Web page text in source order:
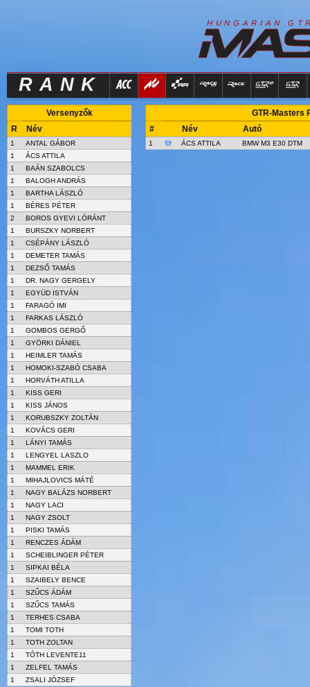
H U N G A R I A N G T
RANK
Versenyzők
R
Név
1
ANTAL GÁBOR
1
ÁCS ATTILA
1
BAÁN SZABOLCS
1
BALOGH ANDRÁS
1
BARTHA LÁSZLÓ
1
BÉRES PÉTER
2
BOROS GYEVI LÓRÁNT
1
BURSZKY NORBERT
1
CSÉPÁNY LÁSZLÓ
1
DEMETER TAMÁS
1
DEZSŐ TAMÁS
1
DR. NAGY GERGELY
1
EGYÜD ISTVÁN
1
FARAGÓ IMI
1
FARKAS LÁSZLÓ
1
GOMBOS GERGŐ
1
GYÖRKI DÁNIEL
1
HEIMLER TAMÁS
1
HOMOKI-SZABÓ CSABA
1
HORVÁTH ATILLA
1
KISS GERI
1
KISS JÁNOS
1
KORUBSZKY ZOLTÁN
1
KOVÁCS GERI
1
LÁNYI TAMÁS
1
LENGYEL LASZLO
1
MAMMEL ERIK
1
MIHAJLOVICS MÁTÉ
1
NAGY BALÁZS NORBERT
1
NAGY LACI
1
NAGY ZSOLT
1
PISKI TAMÁS
1
RENCZES ÁDÁM
1
SCHEIBLINGER PÉTER
1
SIPKAI BÉLA
1
SZAIBELY BENCE
1
SZŰCS ÁDÁM
1
SZŰCS TAMÁS
1
TERHES CSABA
1
TOMI TOTH
1
TOTH ZOLTAN
1
TÓTH LEVENTE11
1
ZELFEL TAMÁS
1
ZSALI JÓZSEF
GTR-Masters
#
Név Autó
1 ÁCS ATTILA BMW M3 E30 DTM